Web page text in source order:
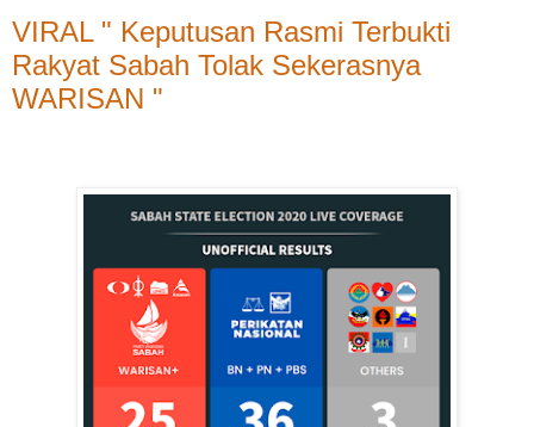
VIRAL " Keputusan Rasmi Terbukti
Rakyat Sabah Tolak Sekerasnya
WARISAN "